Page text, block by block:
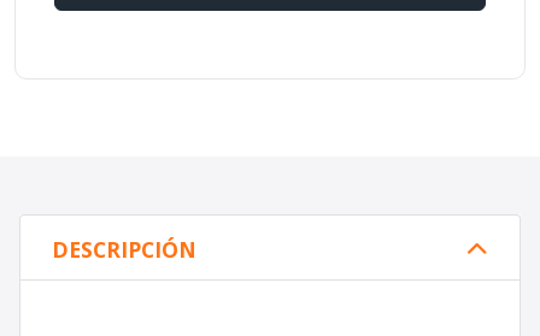
DESCRIPCIÓN